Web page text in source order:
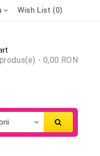
Wish List (0)
- 0,00 RON